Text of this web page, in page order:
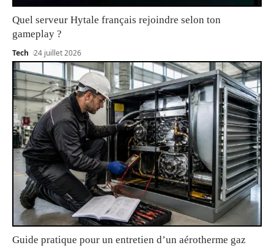
Quel serveur Hytale français rejoindre selon ton
gameplay ?
Tech 24 juillet 2026
Guide pratique pour un entretien d’un aérotherme gaz